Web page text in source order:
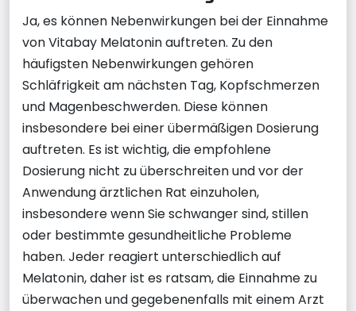
Ja, es können Nebenwirkungen bei der Einnahme
von Vitabay Melatonin auftreten. Zu den
häufigsten Nebenwirkungen gehören
Schläfrigkeit am nächsten Tag, Kopfschmerzen
und Magenbeschwerden. Diese können
insbesondere bei einer übermäßigen Dosierung
auftreten. Es ist wichtig, die empfohlene
Dosierung nicht zu überschreiten und vor der
Anwendung ärztlichen Rat einzuholen,
insbesondere wenn Sie schwanger sind, stillen
oder bestimmte gesundheitliche Probleme
haben. Jeder reagiert unterschiedlich auf
Melatonin, daher ist es ratsam, die Einnahme zu
überwachen und gegebenenfalls mit einem Arzt